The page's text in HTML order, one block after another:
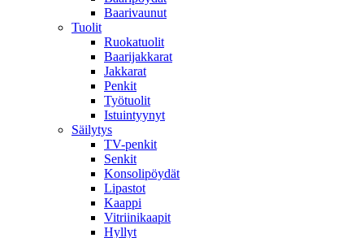
Baarivaunut
Tuolit
Ruokatuolit
Baarijakkarat
Jakkarat
Penkit
Työtuolit
Istuintyynyt
Säilytys
TV-penkit
Senkit
Konsolipöydät
Lipastot
Kaappi
Vitriinikaapit
Hyllyt